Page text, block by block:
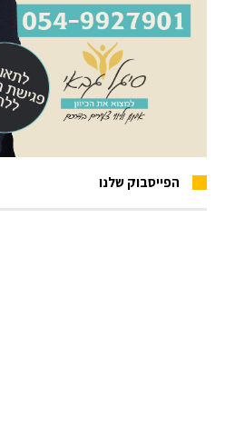
הפייסבוק שלנו